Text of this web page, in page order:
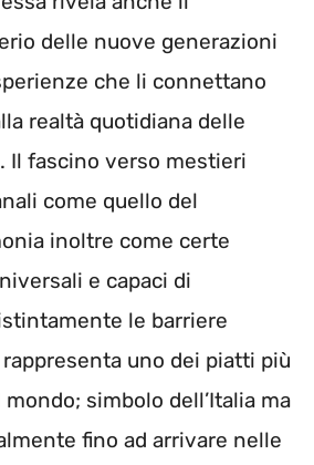
delle nuove generazioni
che li connettano
realtà quotidiana delle
Il fascino verso mestieri
come quello del
inoltre come certe
e capaci di
le barriere
rappresenta uno dei piatti più
simbolo dell’Italia ma
fino ad arrivare nelle